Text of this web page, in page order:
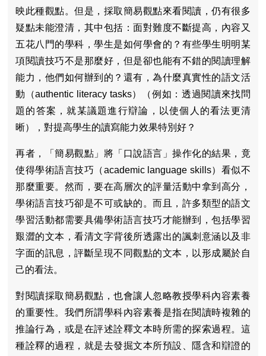
映此種觀點。但是，採取簡易觀點來看閱讀，仍有很多
疑點未能澄清，其中包括：面對難度不斷提高，內容又
五花八門的學科，學生是如何學會的？有些學生明明某
項閱讀技巧不是那麼好，但是卻也能有不錯的閱讀理解
能力，他們如何辦到的？還有，為什麼真實性的語文活
動（authentic literacy tasks）（例如：透過閱讀來找問
題的答案，就某議題進行辯論，以使個人的看法更清
晰），對提高學生的讀寫能力效果特別好？
再者，「簡易觀點」將「口說語言」操作化的結果，竟
使得學術語言技巧（academic language skills）看似不
那麼重要。然而，要在高層次的評量活動中拿到高分，
學術語言技巧卻是不可或缺的。而且，許多類型的語文
學習活動都需要具備學術語言技巧才能辦到，包括學習
艱澀的文本，看清文字背後所透露出的諷刺意涵以及非
字面的訊息，評斷呈現不同觀點的文本，以形成屬於自
己的看法。
對閱讀採取簡易觀點，也會讓人忽略教授學科內容素養
的重要性。我們所謂學科內容素養是指在閱讀時複雜的
推論行為，或是在評述詮釋文本時所需的探索過程。這
種詮釋的過程，就是去發掘文本所預設、隱含和辯證的